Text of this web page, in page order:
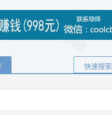
快速搜索